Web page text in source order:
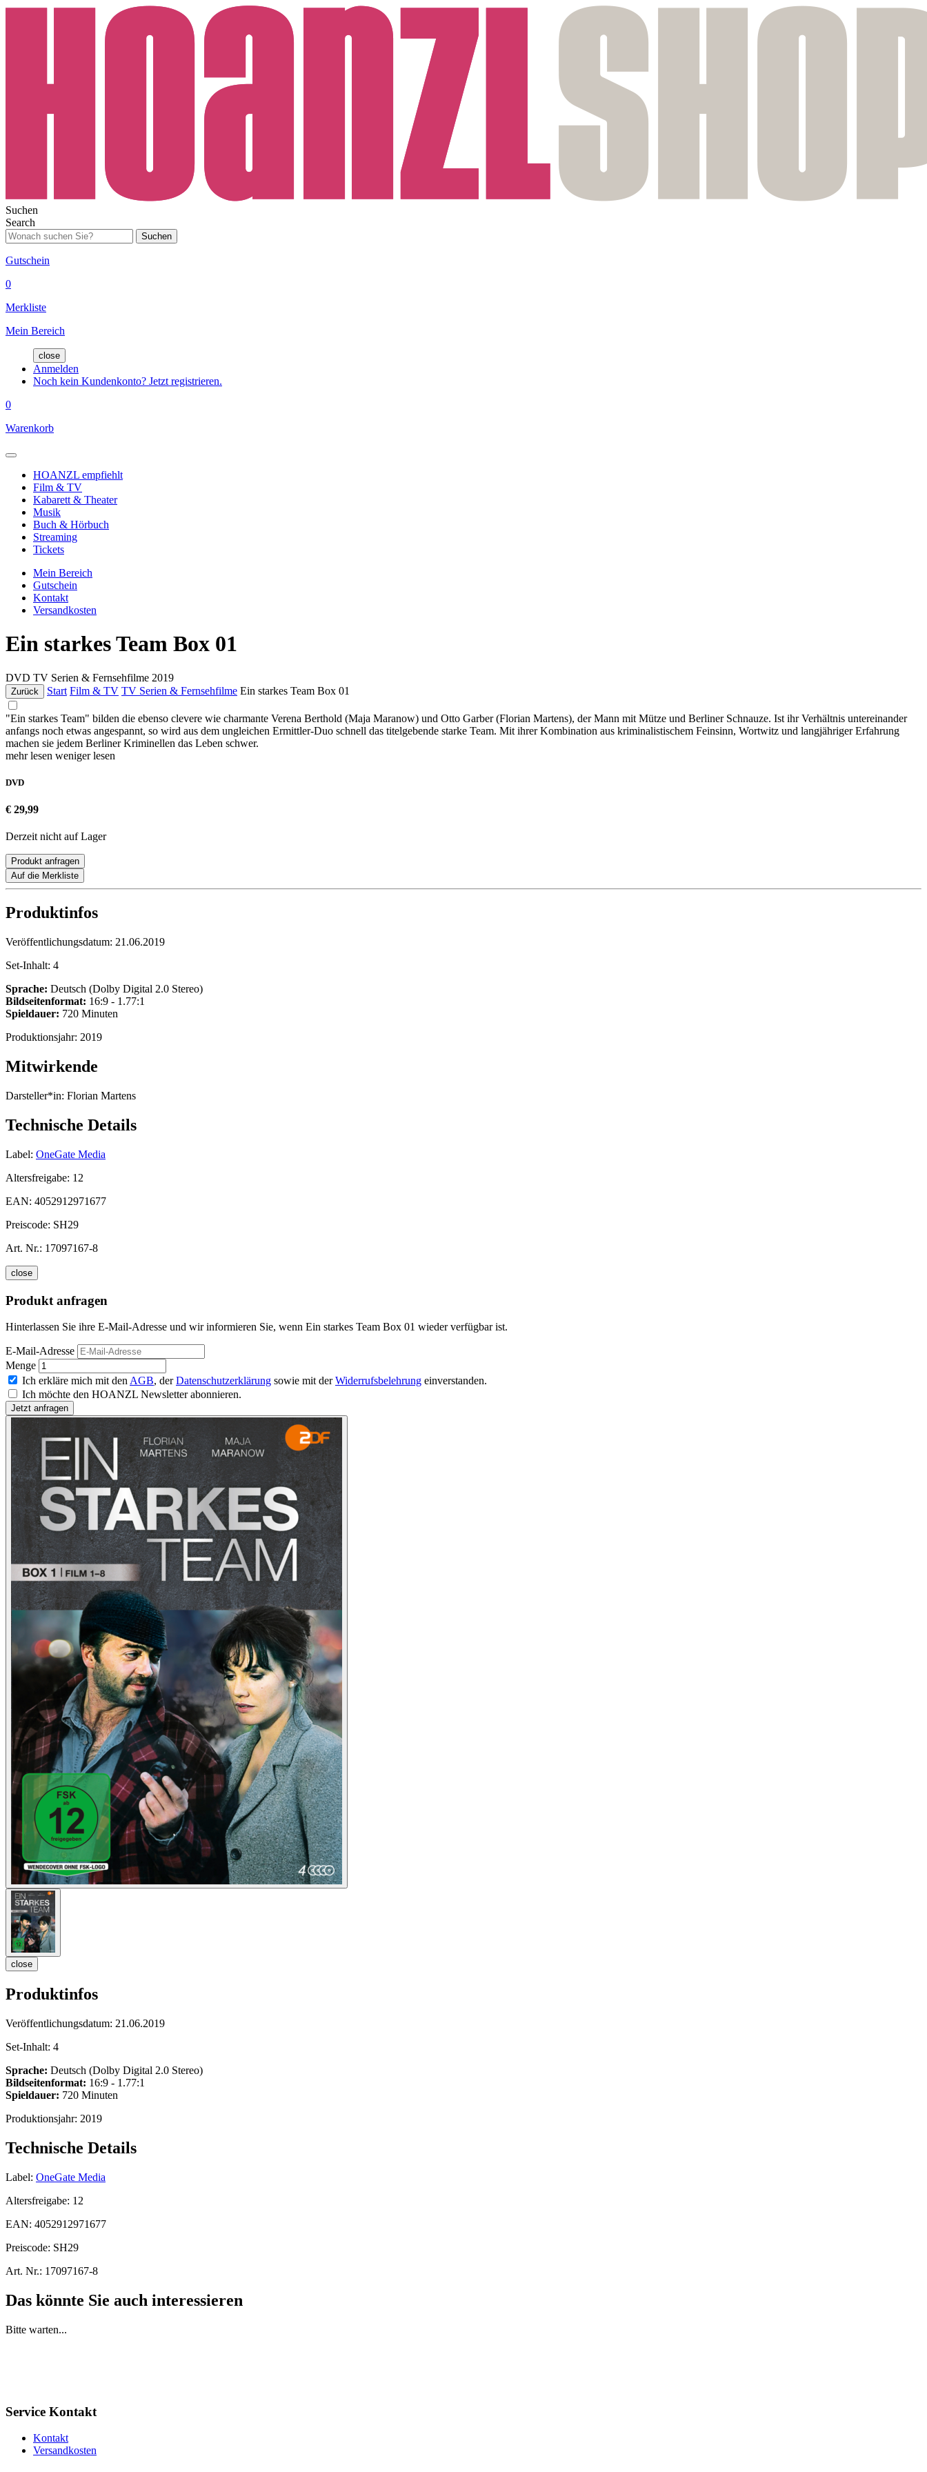
Suchen
Search
Suchen
Gutschein
0
Merkliste
Mein Bereich
close
Anmelden
Noch kein Kundenkonto? Jetzt registrieren.
0
Warenkorb
HOANZL empfiehlt
Film & TV
Kabarett & Theater
Musik
Buch & Hörbuch
Streaming
Tickets
Mein Bereich
Gutschein
Kontakt
Versandkosten
Ein starkes Team Box 01
DVD TV Serien & Fernsehfilme 2019
Zurück Start Film & TV TV Serien & Fernsehfilme Ein starkes Team Box 01
"Ein starkes Team" bilden die ebenso clevere wie charmante Verena Berthold (Maja Maranow) und Otto Garber (Florian Martens), der Mann mit Mütze und Berliner Schnauze. Ist ihr Verhältnis untereinander
anfangs noch etwas angespannt, so wird aus dem ungleichen Ermittler-Duo schnell das titelgebende starke Team. Mit ihrer Kombination aus kriminalistischem Feinsinn, Wortwitz und langjähriger Erfahrung
machen sie jedem Berliner Kriminellen das Leben schwer.
mehr lesen weniger lesen
DVD
€ 29,99
Derzeit nicht auf Lager
Produkt anfragen
Auf die Merkliste
Produktinfos
Veröffentlichungsdatum: 21.06.2019
Set-Inhalt: 4
Sprache: Deutsch (Dolby Digital 2.0 Stereo)
Bildseitenformat: 16:9 - 1.77:1
Spieldauer: 720 Minuten
Produktionsjahr: 2019
Mitwirkende
Darsteller*in: Florian Martens
Technische Details
Label: OneGate Media
Altersfreigabe: 12
EAN: 4052912971677
Preiscode: SH29
Art. Nr.: 17097167-8
close
Produkt anfragen
Hinterlassen Sie ihre E-Mail-Adresse und wir informieren Sie, wenn Ein starkes Team Box 01 wieder verfügbar ist.
E-Mail-Adresse
Menge
Ich erkläre mich mit den AGB, derDatenschutzerklärung sowie mit derWiderrufsbelehrung einverstanden.
Ich möchte den HOANZL Newsletter abonnieren.
close
Produktinfos
Veröffentlichungsdatum: 21.06.2019
Set-Inhalt: 4
Sprache: Deutsch (Dolby Digital 2.0 Stereo)
Bildseitenformat: 16:9 - 1.77:1
Spieldauer: 720 Minuten
Produktionsjahr: 2019
Technische Details
Label: OneGate Media
Altersfreigabe: 12
EAN: 4052912971677
Preiscode: SH29
Art. Nr.: 17097167-8
Das könnte Sie auch interessieren
Bitte warten...
Service Kontakt
Kontakt
Versandkosten